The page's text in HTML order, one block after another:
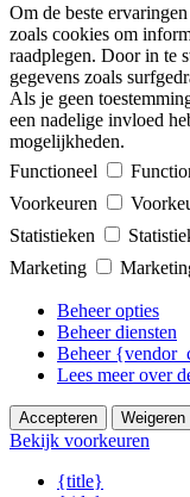
Om de beste
zoals cookies om
raadplegen. Door in te
gegevens zoals
Als je geen
een nadelige invloed
mogelijkheden.
Functioneel
Voorkeuren
Statistieken
Marketing
Beheer opties
Beheer diensten
Beheer
Lees meer over
Accepteren Weigeren
Bekijk voorkeuren
{title}